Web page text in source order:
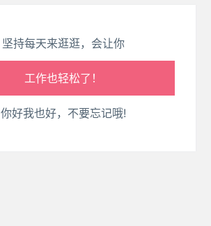
坚持每天来逛逛，会让你
腿也不痛了！
腰也不酸了！
工作也轻松了！
你好我也好，不要忘记哦!